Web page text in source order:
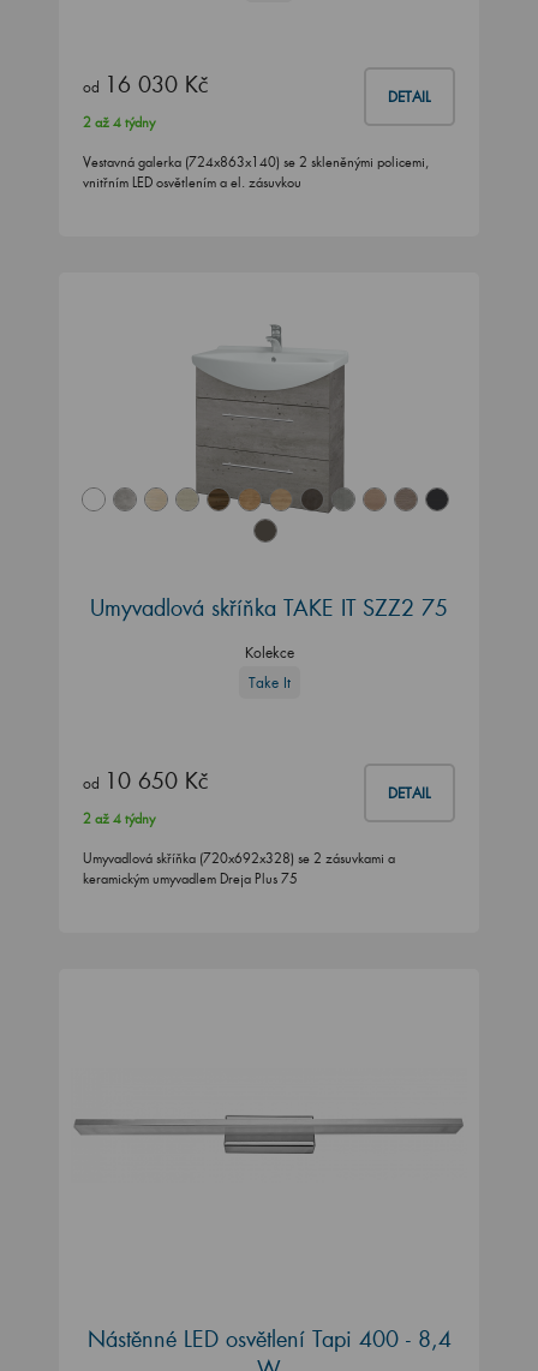
od 16 030 Kč DETAIL
2 až 4 týdny
Vestavná galerka (724x863x140) se 2 skleněnými policemi,
vnitřním LED osvětlením a el. zásuvkou
Umyvadlová skříňka TAKE IT SZZ2 75
Kolekce
Take It
od 10 650 Kč DETAIL
2 až 4 týdny
Umyvadlová skříňka (720x692x328) se 2 zásuvkami a
keramickým umyvadlem Dreja Plus 75
Nástěnné LED osvětlení Tapi 400 - 8,4